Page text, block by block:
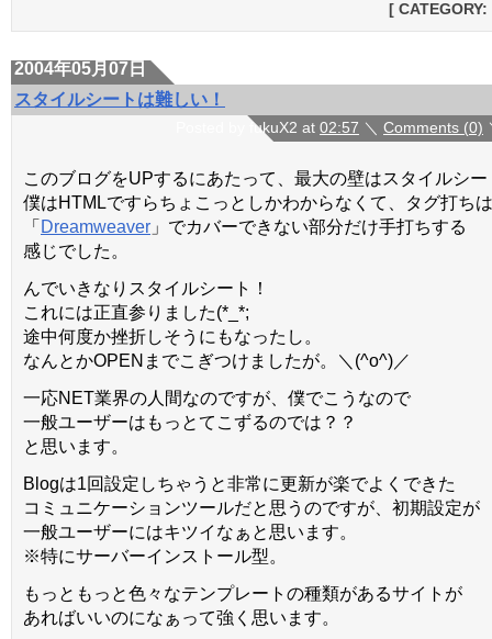
[ CATEGORY:
2004年05月07日
スタイルシートは難しい！
Posted by fukuX2 at 02:57 ＼ Comments (0)
このブログをUPするにあたって、最大の壁はスタイルシ
僕はHTMLですらちょこっとしかわからなくて、タグ打ちは
「Dreamweaver 」でカバーできない部分だけ手打ちする
感じでした。
んでいきなりスタイルシート！
これには正直参りました(*_*;
途中何度か挫折しそうにもなったし。
なんとかOPENまでこぎつけましたが。＼(^o^)／
一応NET業界の人間なのですが、僕でこうなので
一般ユーザーはもっとてこずるのでは？？
と思います。
Blogは1回設定しちゃうと非常に更新が楽でよくできた
コミュニケーションツールだと思うのですが、初期設定が
一般ユーザーにはキツイなぁと思います。
※特にサーバーインストール型。
もっともっと色々なテンプレートの種類があるサイトが
あればいいのになぁって強く思います。